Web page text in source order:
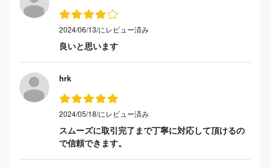
2024/06/13/にレビュー済み
良いと思います
hrk
2024/05/18/にレビュー済み
スムーズに取引完了まで丁寧に対応して頂けるの
で信頼できます。